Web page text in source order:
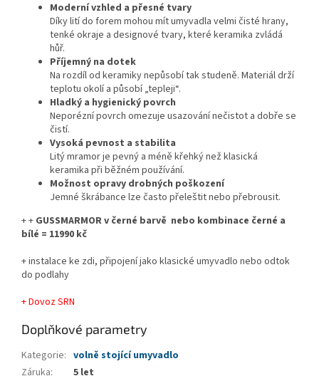
Moderní vzhled a přesné tvary
Díky lití do forem mohou mít umyvadla velmi čisté hrany,
tenké okraje a designové tvary, které keramika zvládá
hůř.
Příjemný na dotek
Na rozdíl od keramiky nepůsobí tak studeně. Materiál drží
teplotu okolí a působí „tepleji“.
Hladký a hygienický povrch
Neporézní povrch omezuje usazování nečistot a dobře se
čistí.
Vysoká pevnost a stabilita
Litý mramor je pevný a méně křehký než klasická
keramika při běžném používání.
Možnost opravy drobných poškození
Jemné škrábance lze často přeleštit nebo přebrousit.
+ + GUSSMARMOR v černé barvě nebo kombinace černé a
bílé = 11990 kč
+ instalace ke zdi, připojení jako klasické umyvadlo nebo odtok
do podlahy
+ Dovoz SRN
Doplňkové parametry
Kategorie: volně stojící umyvadlo
Záruka:
5 let